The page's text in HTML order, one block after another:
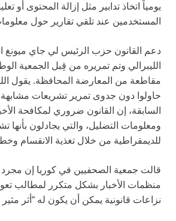
يومياً اتخاذ تدابير مثل إزالة المحتوى أو
المستخدمين عند تلقي تقارير حول
دعم القانون حزب الرئيس لي جاي ميونغ
الليبرالي وتم تمريره من قِبل الجمعية
مقاطعة من المعارضة المحافظة. يقول
حاولوا دون جدوى تمرير تشريعات
السابقة، إن القانون ضروري لمكافحة
ومعلومات التضليل، والتي يجادلون بأنها
للديمقراطية من خلال تغذية الانقسام
قالت جمعية الصحفيين في كوريا إن مجرد
منظمات الأخبار بشكل متكرر لمطالب
نزاعات قانونية يمكن أن يكون له “أثر